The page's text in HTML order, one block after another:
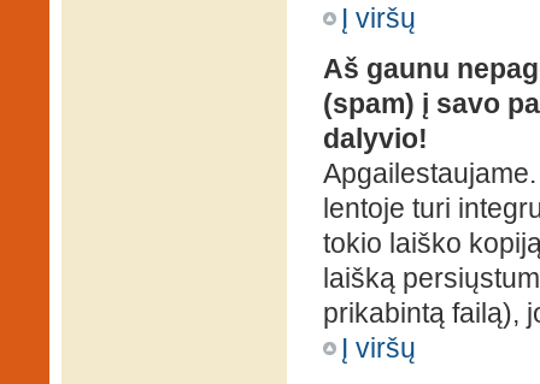
Į viršų
Aš gaunu
(spam) į savo
dalyvio!
lentoje turi
tokio laiško
laišką
prikabintą failą),
Į viršų